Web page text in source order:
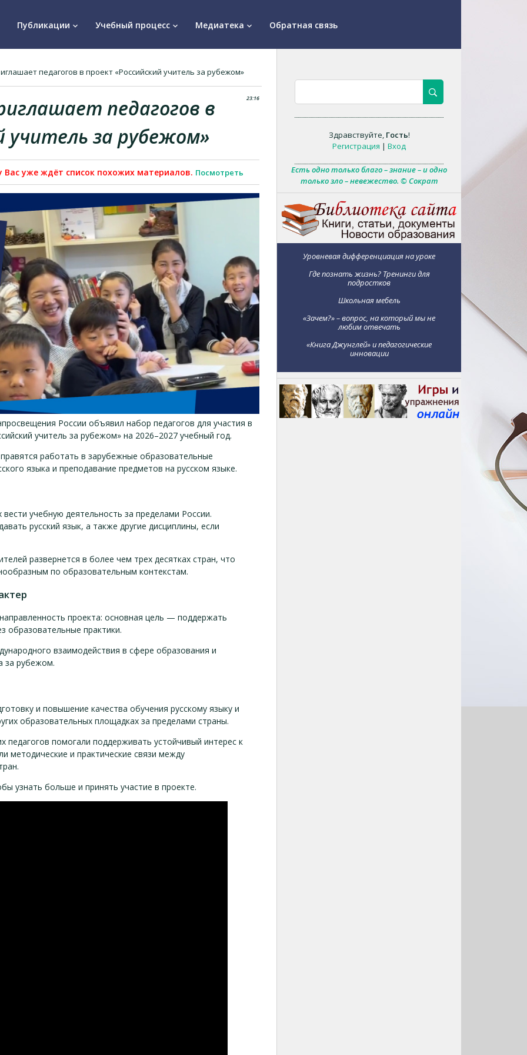
Публикации keyboard_arrow_down Учебный процесс keyboard_arrow_down Медиатека keyboard_arrow_down Обратная связь
педагогов в проект «Российский учитель за рубежом»
23:16
педагогов в
учитель за рубежом»
Вас уже ждёт список похожих материалов. Посмотреть
России объявил набор педагогов для участия в
учитель за рубежом» на 2026–2027 учебный год.
работать в зарубежные образовательные
языка и преподавание предметов на русском языке.
учебную деятельность за пределами России.
русский язык, а также другие дисциплины, если
развернется в более чем трех десятках стран, что
по образовательным контекстам.
проекта: основная цель — поддержать
образовательные практики.
взаимодействия в сфере образования и
за рубежом.
и повышение качества обучения русскому языку и
образовательных площадках за пределами страны.
помогали поддерживать устойчивый интерес к
методические и практические связи между
узнать больше и принять участие в проекте.
Здравствуйте, Гость!
Регистрация |Вход
Есть одно только благо – знание – и одно
только зло – невежество. © Сократ
Уровневая дифференциация на уроке
Где познать жизнь? Тренинги для
подростков
Школьная мебель
«Зачем?» – вопрос, на который мы не
любим отвечать
«Книга Джунглей» и педагогические
инновации